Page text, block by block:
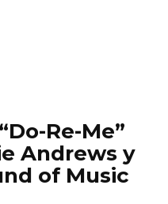
Re-Me”
Andrews y
of Music